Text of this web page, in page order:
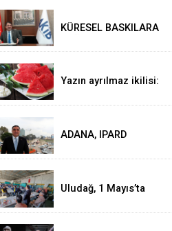
KÜRESEL BASKILARA
293,3 MİLYON DOLARLIK
Yazın ayrılmaz ikilisi:
ADANA, IPARD
Uludağ, 1 Mayıs’ta